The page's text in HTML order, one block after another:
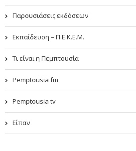
Παρουσιάσεις εκδόσεων
Εκπαίδευση – Π.Ε.Κ.Ε.Μ.
Τι είναι η Πεμπτουσία
Pemptousia fm
Pemptousia tv
Είπαν